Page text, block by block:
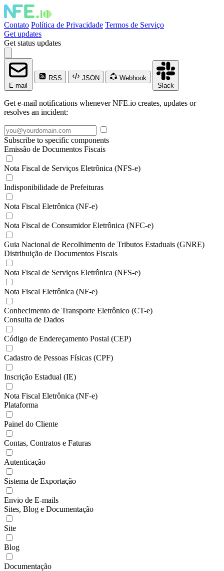
Contato Política de Privacidade Termos de Serviço
Get updates
Get status updates
E-mail
RSS JSON
Webhook
Slack
Get e-mail notifications whenever NFE.io creates, updates or
resolves an incident:
Subscribe to specific components
Emissão de Documentos Fiscais
Nota Fiscal de Serviços Eletrônica (NFS-e)
Indisponibilidade de Prefeituras
Nota Fiscal Eletrônica (NF-e)
Nota Fiscal de Consumidor Eletrônica (NFC-e)
Guia Nacional de Recolhimento de Tributos Estaduais (GNRE)
Distribuição de Documentos Fiscais
Nota Fiscal de Serviços Eletrônica (NFS-e)
Nota Fiscal Eletrônica (NF-e)
Conhecimento de Transporte Eletrônico (CT-e)
Consulta de Dados
Código de Endereçamento Postal (CEP)
Cadastro de Pessoas Físicas (CPF)
Inscrição Estadual (IE)
Nota Fiscal Eletrônica (NF-e)
Plataforma
Painel do Cliente
Contas, Contratos e Faturas
Autenticação
Sistema de Exportação
Envio de E-mails
Sites, Blog e Documentação
Site
Blog
Documentação